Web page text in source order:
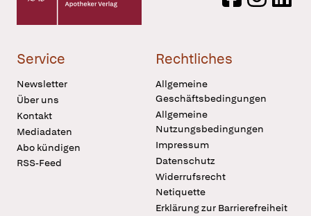
Service
Newsletter
Über uns
Kontakt
Mediadaten
Abo kündigen
RSS-Feed
Rechtliches
Allgemeine
Geschäftsbedingungen
Allgemeine
Nutzungsbedingungen
Impressum
Datenschutz
Widerrufsrecht
Netiquette
Erklärung zur Barrierefreiheit